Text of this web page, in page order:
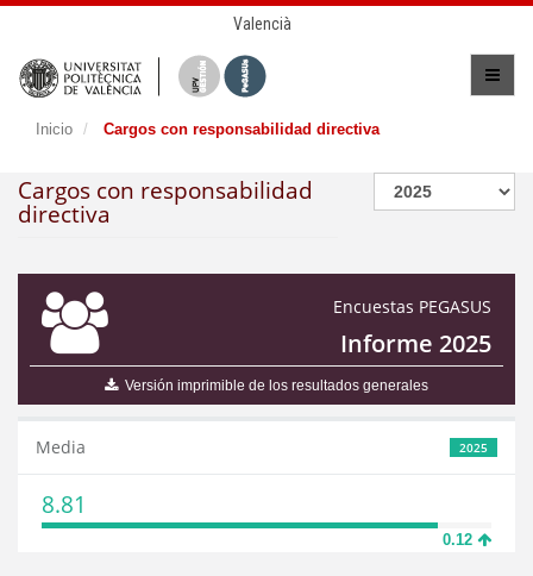
Valencià
Inicio Cargos con responsabilidad directiva
Cargos con responsabilidad
directiva
Encuestas PEGASUS
Informe 2025
Versión imprimible de los resultados generales
2025
Media
8.81
0.12